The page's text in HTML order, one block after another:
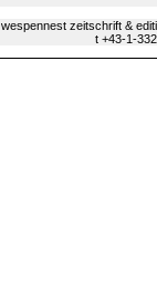
zeitschrift &
t +43-1-